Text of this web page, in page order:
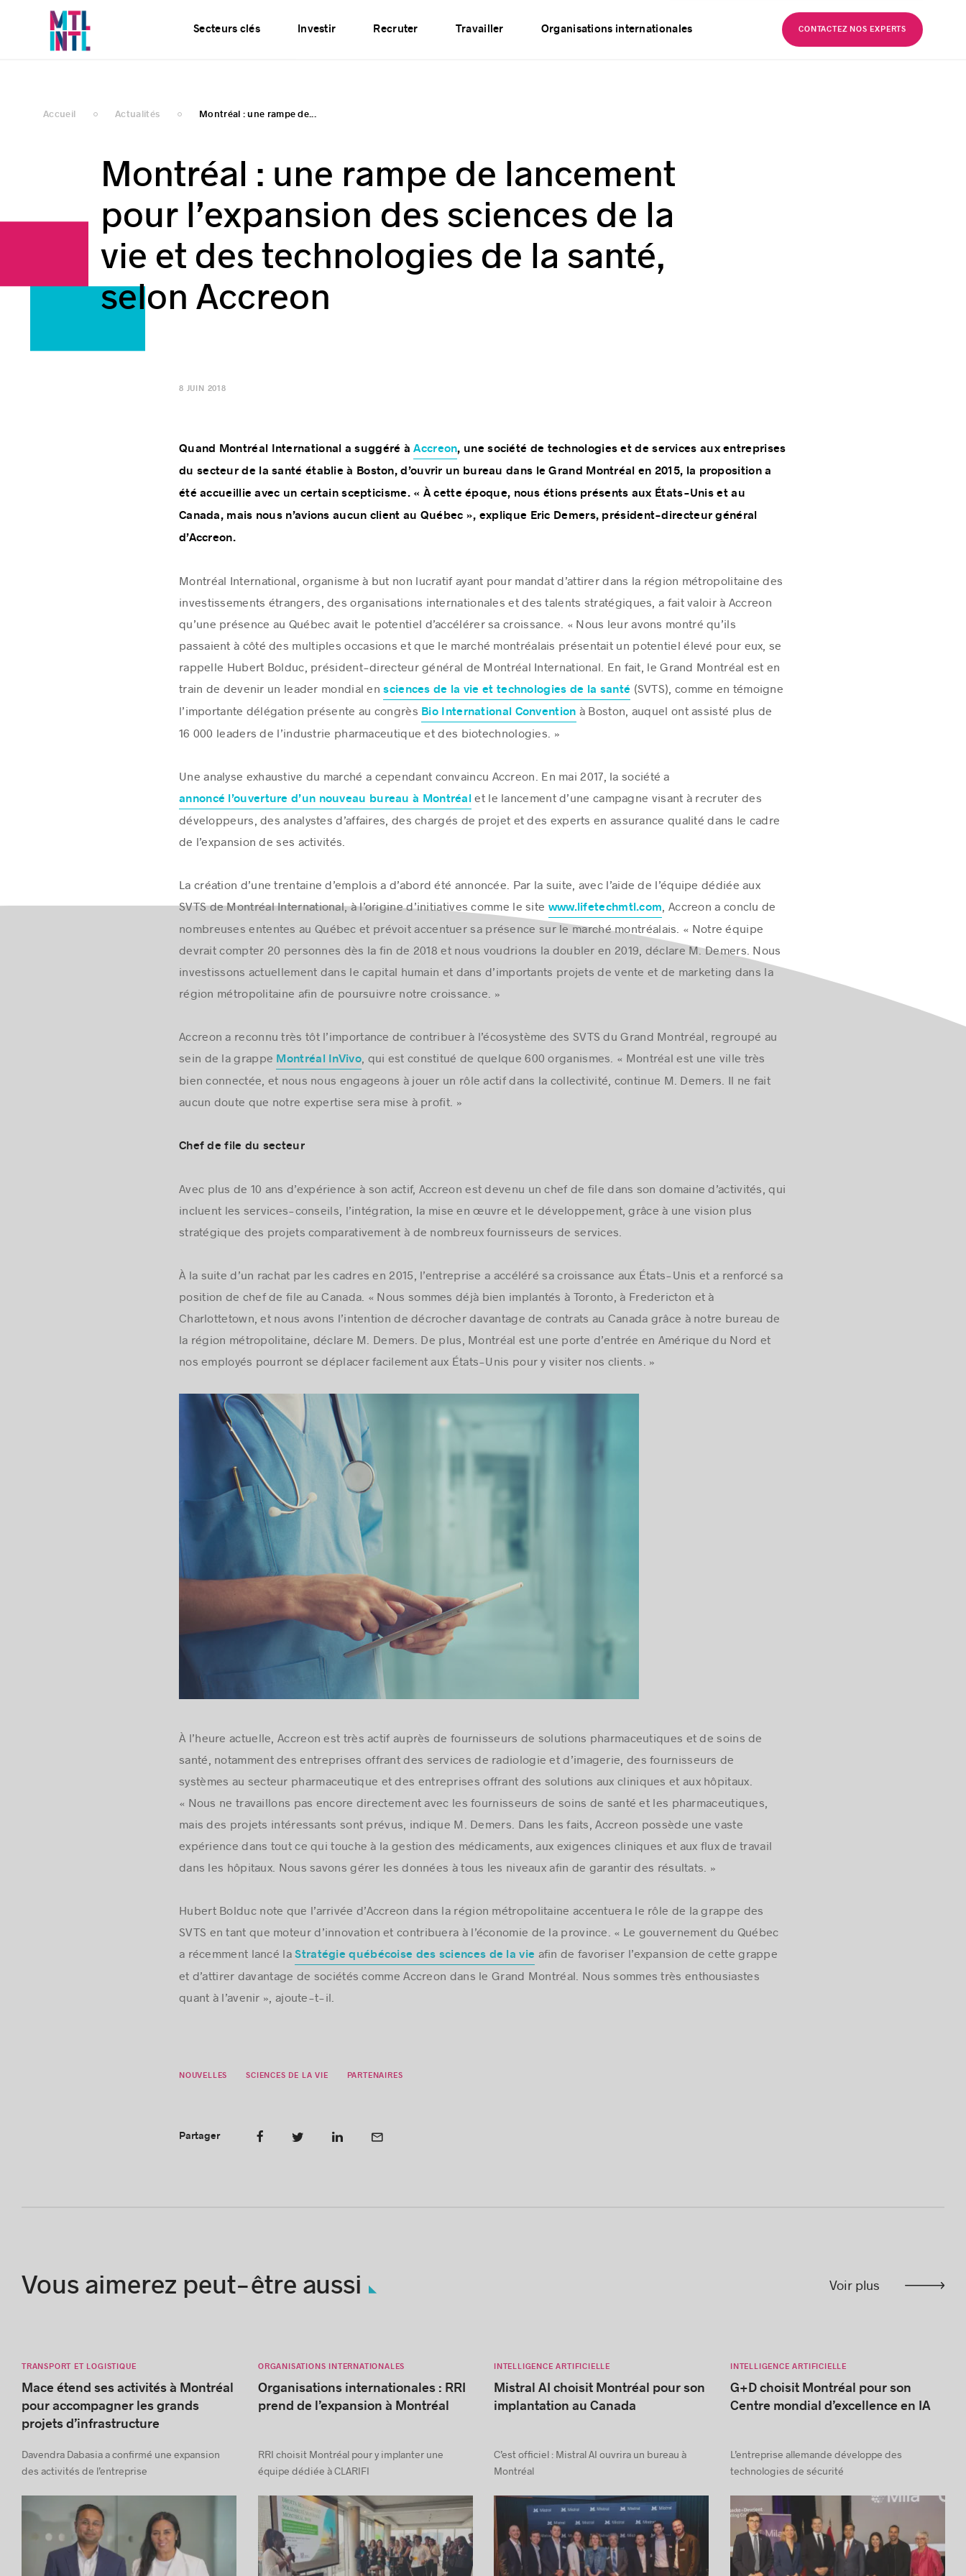
Montréal : une rampe de...
Montréal : une rampe de lancement
pour l’expansion des sciences de la
vie et des technologies de la santé,
selon Accreon
Quand Montréal International a suggéré àAccreon, une société de technologies et de services aux entreprises
du secteur de la santé établie à Boston, d’ouvrir un bureau dans le Grand Montréal en 2015, la proposition a
été accueillie avec un certain scepticisme. « À cette époque, nous étions présents aux États-Unis et au
Canada, mais nous n’avions aucun client au Québec », explique Eric Demers, président-directeur général
d’Accreon.
Montréal International, organisme à but non lucratif ayant pour mandat d’attirer dans la région métropolitaine des
investissements étrangers, des organisations internationales et des talents stratégiques, a fait valoir à Accreon
qu’une présence au Québec avait le potentiel d’accélérer sa croissance. « Nous leur avons montré qu’ils
passaient à côté des multiples occasions et que le marché montréalais présentait un potentiel élevé pour eux, se
rappelle Hubert Bolduc, président-directeur général de Montréal International. En fait, le Grand Montréal est en
train de devenir un leader mondial ensciences de la vie et technologies de la santé (SVTS), comme en témoigne
l’importante délégation présente au congrès Bio International Convention à Boston, auquel ont assisté plus de
16 000 leaders de l’industrie pharmaceutique et des biotechnologies. »
Une analyse exhaustive du marché a cependant convaincu Accreon. En mai 2017, la société a
annoncé l’ouverture d’un nouveau bureau à Montréal et le lancement d’une campagne visant à recruter des
développeurs, des analystes d’affaires, des chargés de projet et des experts en assurance qualité dans le cadre
de l’expansion de ses activités.
La création d’une trentaine d’emplois a d’abord été annoncée. Par la suite, avec l’aide de l’équipe dédiée aux
SVTS de Montréal International, à l’origine d’initiatives comme le site www.lifetechmtl.com, Accreon a conclu de
nombreuses ententes au Québec et prévoit accentuer sa présence sur le marché montréalais. « Notre équipe
devrait compter 20 personnes dès la fin de 2018 et nous voudrions la doubler en 2019, déclare M. Demers. Nous
investissons actuellement dans le capital humain et dans d’importants projets de vente et de marketing dans la
région métropolitaine afin de poursuivre notre croissance. »
Accreon a reconnu très tôt l’importance de contribuer à l’écosystème des SVTS du Grand Montréal, regroupé au
sein de la grappe Montréal InVivo, qui est constitué de quelque 600 organismes. « Montréal est une ville très
bien connectée, et nous nous engageons à jouer un rôle actif dans la collectivité, continue M. Demers. Il ne fait
aucun doute que notre expertise sera mise à profit. »
Chef de file du secteur
Avec plus de 10 ans d’expérience à son actif, Accreon est devenu un chef de file dans son domaine d’activités, qui
incluent les services-conseils, l’intégration, la mise en œuvre et le développement, grâce à une vision plus
stratégique des projets comparativement à de nombreux fournisseurs de services.
À la suite d’un rachat par les cadres en 2015, l’entreprise a accéléré sa croissance aux États-Unis et a renforcé sa
position de chef de file au Canada. « Nous sommes déjà bien implantés à Toronto, à Fredericton et à
Charlottetown, et nous avons l’intention de décrocher davantage de contrats au Canada grâce à notre bureau de
la région métropolitaine, déclare M. Demers. De plus, Montréal est une porte d’entrée en Amérique du Nord et
nos employés pourront se déplacer facilement aux États-Unis pour y visiter nos clients. »
À l’heure actuelle, Accreon est très actif auprès de fournisseurs de solutions pharmaceutiques et de soins de
santé, notamment des entreprises offrant des services de radiologie et d’imagerie, des fournisseurs de
systèmes au secteur pharmaceutique et des entreprises offrant des solutions aux cliniques et aux hôpitaux.
« Nous ne travaillons pas encore directement avec les fournisseurs de soins de santé et les pharmaceutiques,
mais des projets intéressants sont prévus, indique M. Demers. Dans les faits, Accreon possède une vaste
expérience dans tout ce qui touche à la gestion des médicaments, aux exigences cliniques et aux flux de travail
dans les hôpitaux. Nous savons gérer les données à tous les niveaux afin de garantir des résultats. »
Hubert Bolduc note que l’arrivée d’Accreon dans la région métropolitaine accentuera le rôle de la grappe des
SVTS en tant que moteur d’innovation et contribuera à l’économie de la province. « Le gouvernement du Québec
a récemment lancé laStratégie québécoise des sciences de la vie afin de favoriser l’expansion de cette grappe
et d’attirer davantage de sociétés comme Accreon dans le Grand Montréal. Nous sommes très enthousiastes
quant à l’avenir », ajoute-t-il.
Partager
Vous aimerez peut-être aussi Voir plus
Mace étend ses activités à Montréal
pour accompagner les grands
projets d’infrastructure
Davendra Dabasia a confirmé une expansion
des activités de l’entreprise
Organisations internationales : RRI
prend de l’expansion à Montréal
RRI choisit Montréal pour y implanter une
équipe dédiée à CLARIFI
Mistral AI choisit Montréal pour son
implantation au Canada
C’est officiel : Mistral AI ouvrira un bureau à
Montréal
G+D choisit Montréal pour son
Centre mondial d’excellence en IA
L’entreprise allemande développe des
technologies de sécurité